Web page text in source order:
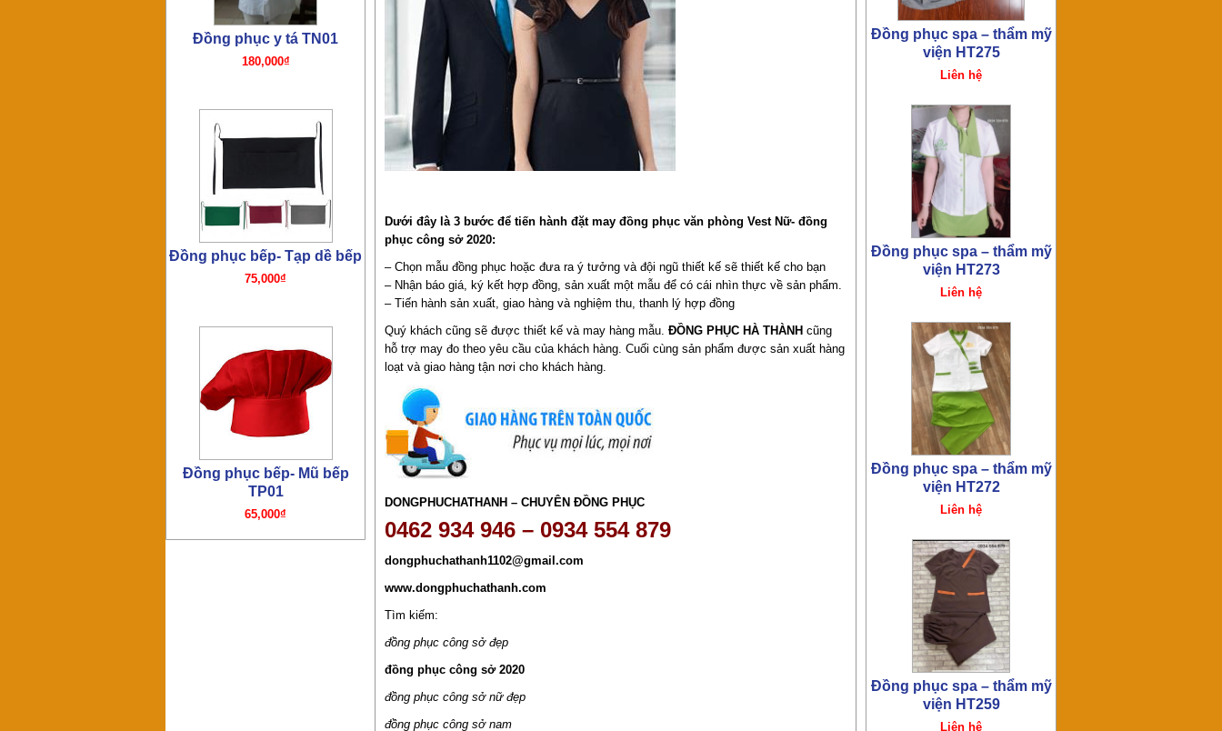
Dưới đây là 3 bước để tiến hành đặt may đồng phục văn phòng Vest Nữ- đồng
phục công sở 2020:
– Chọn mẫu đồng phục hoặc đưa ra ý tưởng và đội ngũ thiết kế sẽ thiết kế cho bạn
– Nhận báo giá, ký kết hợp đồng, sản xuất một mẫu để có cái nhìn thực về sản phẩm.
– Tiến hành sản xuất, giao hàng và nghiệm thu, thanh lý hợp đồng
Quý khách cũng sẽ được thiết kế và may hàng mẫu. ĐỒNG PHỤC HÀ THÀNH cũng
hỗ trợ may đo theo yêu cầu của khách hàng. Cuối cùng sản phẩm được sản xuất hàng
loạt và giao hàng tận nơi cho khách hàng.
DONGPHUCHATHANH – CHUYÊN ĐỒNG PHỤC
0462 934 946 – 0934 554 879
dongphuchathanh1102@gmail.com
www.dongphuchathanh.com
Tìm kiếm:
đồng phục công sở đẹp
đồng phục công sở 2020
đồng phục công sở nữ đẹp
đồng phục công sở nam
TP01
TP01
195,000₫
Đồng phục spa – thẩm mỹ
viện HT272
Liên hệ
Đồng phục spa – thẩm mỹ
viện HT259
Liên hệ
Đồng phục spa – thẩm mỹ
viện HT255
Liên hệ